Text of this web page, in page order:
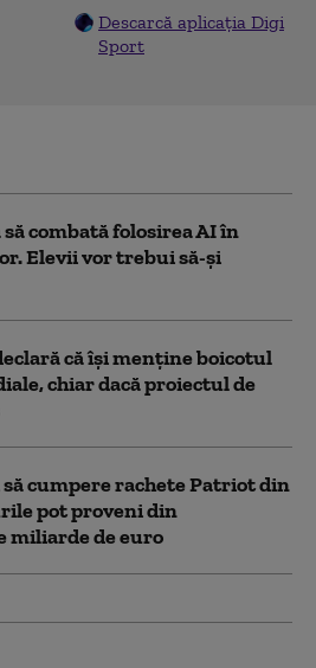
Descarcă aplicația Digi
Sport
combată folosirea AI în
Elevii vor trebui să-şi
că îşi menţine boicotul
chiar dacă proiectul de
cumpere rachete Patriot din
pot proveni din
miliarde de euro